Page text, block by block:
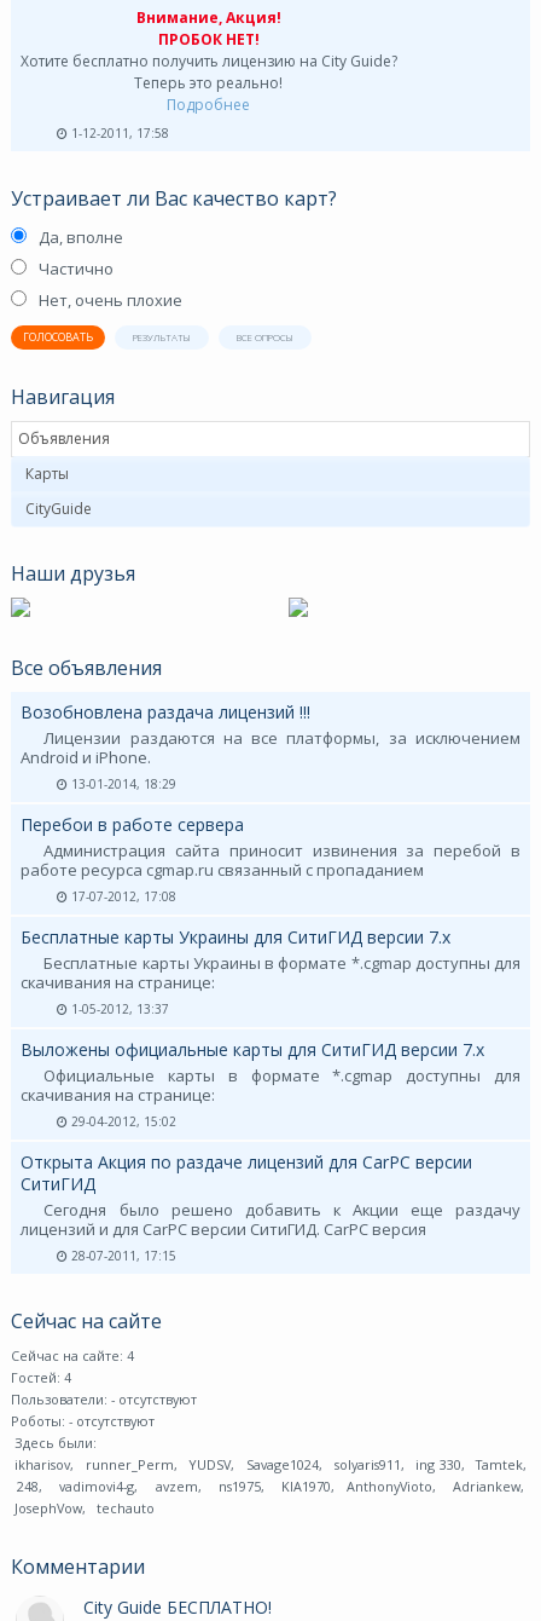
Внимание, Акция!
ПРОБОК НЕТ!
Хотите бесплатно получить лицензию на City Guide?
Теперь это реально!
Подробнее
1-12-2011, 17:58
Устраивает ли Вас качество карт?
Да, вполне
Частично
Нет, очень плохие
ГОЛОСОВАТЬ РЕЗУЛЬТАТЫ ВСЕ ОПРОСЫ
Навигация
Объявления
Карты
CityGuide
Наши друзья
Все объявления
Возобновлена раздача лицензий !!!
Лицензии раздаются на все платформы, за исключением
Android и iPhone.
13-01-2014, 18:29
Перебои в работе сервера
Администрация сайта приносит извинения за перебой в
работе ресурса cgmap.ru связанный с пропаданием
17-07-2012, 17:08
Бесплатные карты Украины для СитиГИД версии 7.х
Бесплатные карты Украины в формате *.cgmap доступны для
скачивания на странице:
1-05-2012, 13:37
Выложены официальные карты для СитиГИД версии 7.х
Официальные карты в формате *.cgmap доступны для
скачивания на странице:
29-04-2012, 15:02
Открыта Акция по раздаче лицензий для CarPC версии
СитиГИД
Сегодня было решено добавить к Акции еще раздачу
лицензий и для CarPC версии СитиГИД. CarPC версия
28-07-2011, 17:15
Сейчас на сайте
Сейчас на сайте: 4
Гостей: 4
Пользователи: - отсутствуют
Роботы: - отсутствуют
Здесь были:
ikharisov, runner_Perm, YUDSV, Savage1024, solyaris911, ing 330, Tamtek,
248, vadimovi4-g, avzem, ns1975, KIA1970, AnthonyVioto, Adriankew,
JosephVow, techauto
Комментарии
City Guide БЕСПЛАТНО!